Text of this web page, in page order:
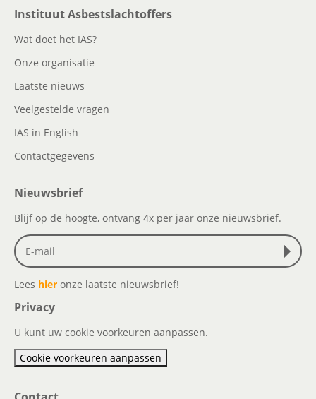
Instituut Asbestslachtoffers
Wat doet het IAS?
Onze organisatie
Laatste nieuws
Veelgestelde vragen
IAS in English
Contactgegevens
Nieuwsbrief
Blijf op de hoogte, ontvang 4x per jaar onze nieuwsbrief.
Lees hier onze laatste nieuwsbrief!
Privacy
U kunt uw cookie voorkeuren aanpassen.
Cookie voorkeuren aanpassen